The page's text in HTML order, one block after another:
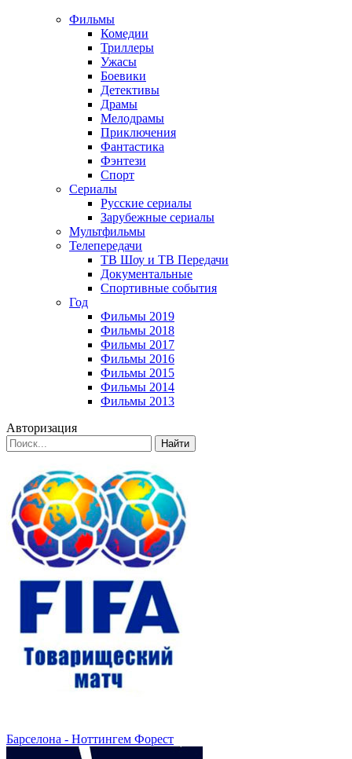
Фильмы
Комедии
Триллеры
Ужасы
Боевики
Детективы
Драмы
Мелодрамы
Приключения
Фантастика
Фэнтези
Спорт
Сериалы
Русские сериалы
Зарубежные сериалы
Мультфильмы
Телепередачи
ТВ Шоу и ТВ Передачи
Документальные
Спортивные события
Год
Фильмы 2019
Фильмы 2018
Фильмы 2017
Фильмы 2016
Фильмы 2015
Фильмы 2014
Фильмы 2013
Авторизация
Найти
Барселона - Ноттингем Форест